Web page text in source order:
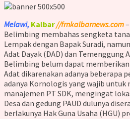
Melawi, Kalbar//frnkalbarnews.com
Belimbing membahas sengketa
Lempak dengan Bapak Suradi,
Adat Dayak (DAD) dan Temenggung
Belimbing belum dapat
Adat dikarenakan adanya beberapa
adanya Kornologis yang wajib
manajemen PT SDK, mengingat
Desa dan gedung PAUD dulunya
berlakunya Hak Guna Usaha (HGU)